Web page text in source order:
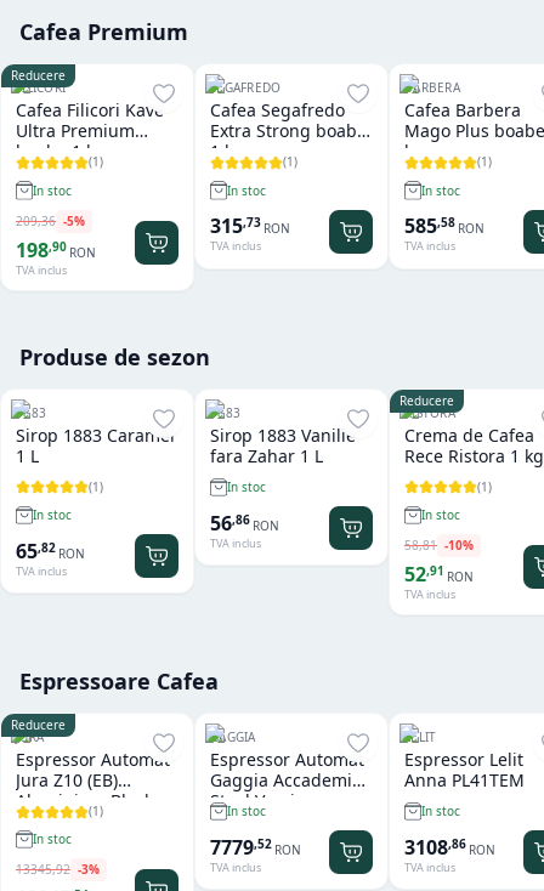
Cafea Premium
Reducere
FILICORI
Cafea Filicori Kave
Ultra Premium
boabe 1 kg
(1)
In stoc
209,36 -5%
198,90 RON
TVA inclus
SEGAFREDO
Cafea Segafredo
Extra Strong boabe
1 kg
(1)
In stoc
315,73 RON
TVA inclus
BARBERA
Cafea Barbera
Mago Plus
kg
(1)
In stoc
585,58 RON
TVA inclus
Produse de sezon
1883
Sirop 1883 Caramel
1 L
(1)
In stoc
65,82 RON
TVA inclus
1883
Sirop 1883 Vanilie
fara Zahar 1 L
In stoc
56,86 RON
TVA inclus
Reducere
RISTORA
Crema de Cafea
Rece Ristora 1 kg
(1)
In stoc
58,81 -10%
52,91 RON
TVA inclus
Espressoare Cafea
Reducere
JURA
Espressor Automat
Jura Z10 (EB)
Aluminium Black
(1)
In stoc
13345,92 -3%
GAGGIA
Espressor Automat
Gaggia Accademia
Steel Version
In stoc
7779,52 RON
TVA inclus
LELIT
Espressor Lelit
Anna PL41TEM
In stoc
3108,86 RON
TVA inclus